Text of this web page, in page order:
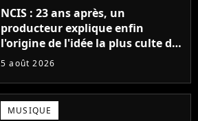
NCIS : 23 ans après, un
producteur explique enfin
l'origine de l'idée la plus culte de
la série (et on ne parle pas du
5 août 2026
MUSIQUE